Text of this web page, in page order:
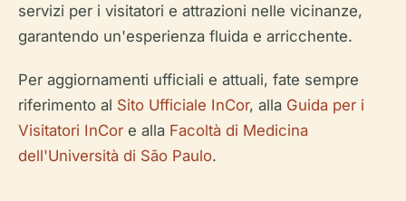
servizi per i visitatori e attrazioni nelle vicinanze,
garantendo un'esperienza fluida e arricchente.
Per aggiornamenti ufficiali e attuali, fate sempre
riferimento al Sito Ufficiale InCor, alla Guida per i
Visitatori InCor e alla Facoltà di Medicina
dell'Università di São Paulo.